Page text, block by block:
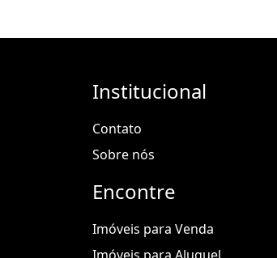
Institucional
Contato
Sobre nós
Encontre
Imóveis para Venda